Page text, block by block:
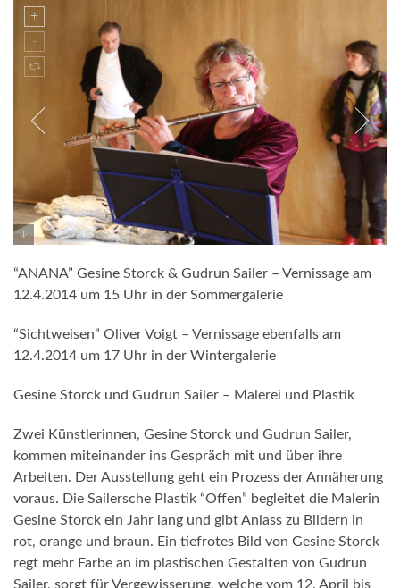
“ANANA” Gesine Storck & Gudrun Sailer – Vernissage am
12.4.2014 um 15 Uhr in der Sommergalerie
“Sichtweisen” Oliver Voigt – Vernissage ebenfalls am
12.4.2014 um 17 Uhr in der Wintergalerie
Gesine Storck und Gudrun Sailer – Malerei und Plastik
Zwei Künstlerinnen, Gesine Storck und Gudrun Sailer,
kommen miteinander ins Gespräch mit und über ihre
Arbeiten. Der Ausstellung geht ein Prozess der Annäherung
voraus. Die Sailersche Plastik “Offen” begleitet die Malerin
Gesine Storck ein Jahr lang und gibt Anlass zu Bildern in
rot, orange und braun. Ein tiefrotes Bild von Gesine Storck
regt mehr Farbe an im plastischen Gestalten von Gudrun
Sailer, sorgt für Vergewisserung, welche vom 12. April bis